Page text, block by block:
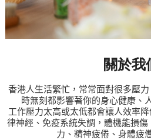
關於我
香港人生活繁忙，常常面對很多壓
時無刻都影響著你的身心健康、
工作壓力太高或太低都會讓人效率
律神經、免疫系統失調，體機能損傷
力、精神疲倦、身體疲